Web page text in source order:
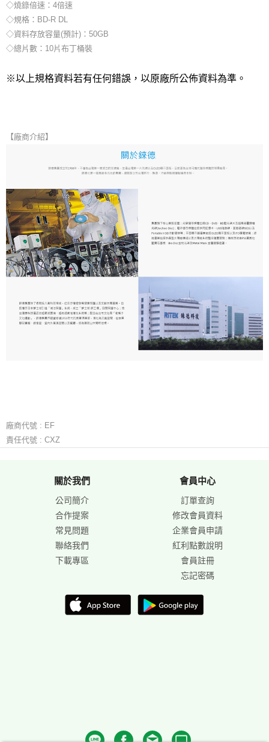
◇燒錄倍速：4倍速
◇規格：BD-R DL
◇資料存放容量(預計)：50GB
◇總片數：10片布丁桶裝
※以上規格資料若有任何錯誤，以原廠所公佈資料為準。
【廠商介紹】
廠商代號 : EF
責任代號 : CXZ
關於我們
公司簡介
合作提案
常見問題
聯絡我們
下載專區
會員中心
訂單查詢
修改會員資料
企業會員申請
紅利點數說明
會員註冊
忘記密碼